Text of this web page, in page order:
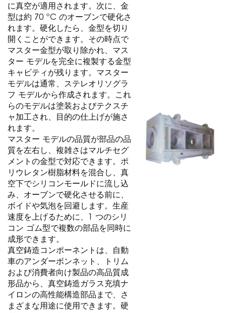
に真空が適用されます。次に、金
型は約 70 ºC のオーブンで硬化さ
れます。硬化したら、金型を切り
開くことができます。その時点で
マスター金型が取り除かれ、マス
ター モデルを完全に複製する金型
キャビティが残ります。マスター
モデルは通常、ステレオリソグラ
フ モデルから作成されます。これ
らのモデルは塗装およびテクスチ
ャ加工され、目的の仕上げが施さ
れます。
マスター モデルの品質が部品の品
質を左右し、複雑さはマルチセグ
メントの金型で対応できます。ポ
リウレタン樹脂材料を混合し、真
空下でシリコンモールドに流し込
み、オーブンで硬化させる前に、
ボイドや気泡を回避します。生産
速度を上げるために、1 つのシリ
コン ゴム型で複数の部品を同時に
成形できます。
真空鋳造コンポーネントは、自動
車のアンダーボンネット、トリム
および消費者向け製品の高品質成
形品から、真空鋳造ガラス充填ナ
イロンの高性能構造部品まで、さ
まざまな用途に使用できます。硬